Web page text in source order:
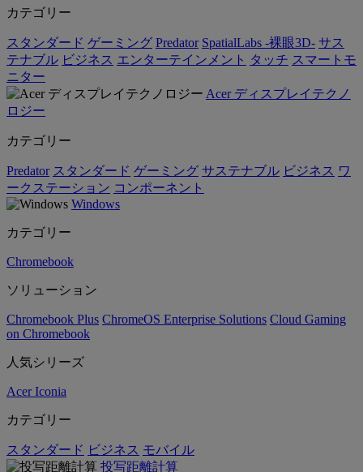
カテゴリー
スタンダード ゲーミング Predator SpatialLabs -裸眼3D- サス
テナブル ビジネス エンターテインメント タッチ スマートモ
ニター
Acer ディスプレイテクノ
ロジー
カテゴリー
Predator スタンダード ゲーミング サステナブル ビジネス ワ
ークステーション コンポーネント
Windows
カテゴリー
Chromebook
ソリューション
Chromebook Plus ChromeOS Enterprise Solutions Cloud Gaming
on Chromebook
人気シリーズ
Acer Iconia
カテゴリー
スタンダード ビジネス モバイル
投写距離計算